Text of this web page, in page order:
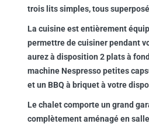
trois lits simples, tous
La cuisine est entièrement
permettre de cuisiner pendant
aurez à disposition 2 plats à
machine Nespresso petites
et un BBQ à briquet à votre
Le chalet comporte un grand
complètement aménagé en